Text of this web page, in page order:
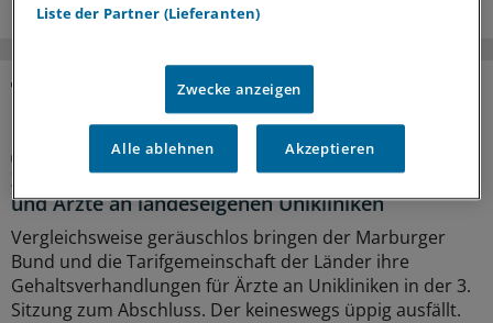
MEHR ZUM THEMA
Tarifrunde beendet
Zweistufig 5,4 Prozent mehr Geld für Ärztinnen
und Ärzte an landeseigenen Unikliniken
Vergleichsweise geräuschlos bringen der Marburger
Bund und die Tarifgemeinschaft der Länder ihre
Gehaltsverhandlungen für Ärzte an Unikliniken in der 3.
Sitzung zum Abschluss. Der keineswegs üppig ausfällt.
Liste der Partner (Lieferanten)
Zwecke anzeigen
Alle ablehnen Akzeptieren